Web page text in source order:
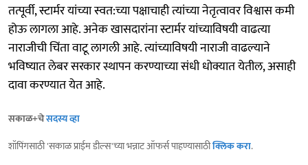
तत्पूर्वी, स्टार्मर यांच्या स्वत:च्या पक्षाचाही त्यांच्या नेतृत्वावर विश्वास कमी
होऊ लागला आहे. अनेक खासदारांना स्टार्मर यांच्याविषयी वाढत्या
नाराजीची चिंता वाटू लागली आहे. त्यांच्याविषयी नाराजी वाढल्याने
भविष्यात लेबर सरकार स्थापन करण्याच्या संधी धोक्यात येतील, असाही
दावा करण्यात येत आहे.
सकाळ+चेसदस्य व्हा
शॉपिंगसाठी 'सकाळ प्राईम डील्स'च्या भन्नाट ऑफर्स पाहण्यासाठीक्लिक करा.